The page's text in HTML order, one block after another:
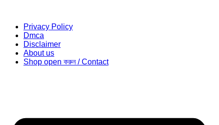
Privacy Policy
Dmca
Disclaimer
About us
Shop open করুন / Contact